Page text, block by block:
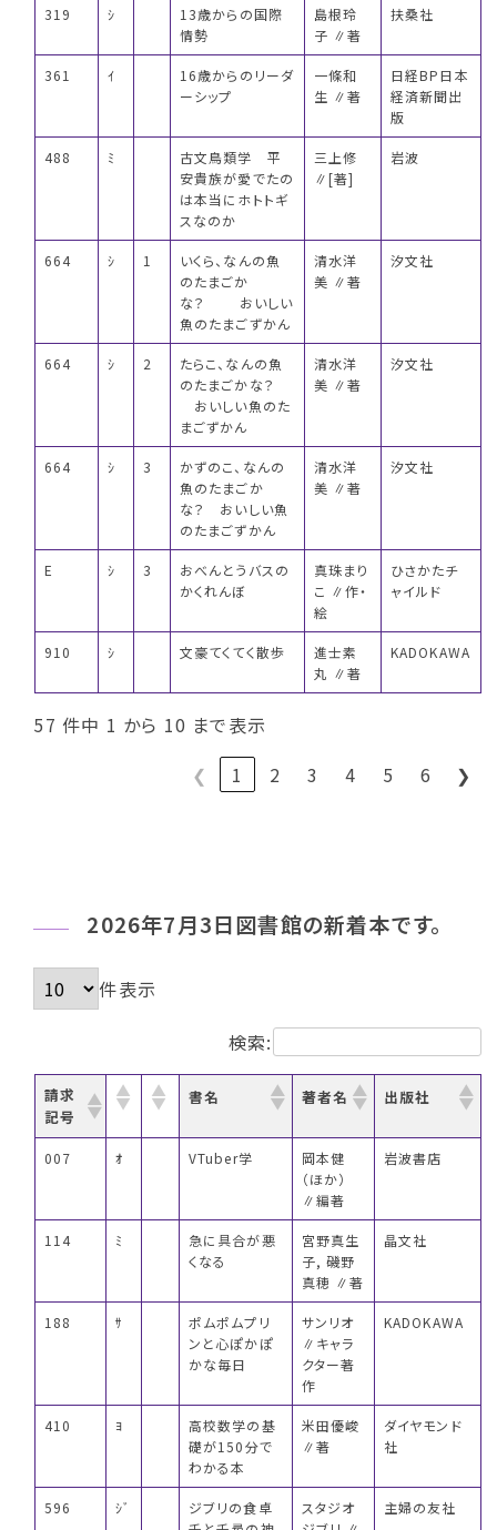
319 ｼ
13歳からの国際
情勢
島根玲
子 ∥著
扶桑社
361 ｲ
16歳からのリーダ
ーシップ
一條和
生 ∥著
日経BP日本
経済新聞出
版
488 ﾐ
古文鳥類学 平
安貴族が愛でたの
は本当にホトトギ
スなのか
三上修
∥[著]
岩波
664 ｼ 1
いくら、なんの魚
のたまごか
な？ おいしい
魚のたまごずかん
清水洋
美 ∥著
汐文社
664 ｼ 2
たらこ、なんの魚
のたまごかな？
おいしい魚のた
まごずかん
清水洋
美 ∥著
汐文社
664 ｼ 3
かずのこ、なんの
魚のたまごか
な？ おいしい魚
のたまごずかん
清水洋
美 ∥著
汐文社
E ｼ 3
おべんとうバスの
かくれんぼ
真珠まり
こ ∥作・
絵
ひさかたチ
ャイルド
910 ｼ 文豪てくてく散歩
進士素
丸 ∥著
KADOKAWA
57 件中 1 から 10 まで表示
❮
1 2 3 4 5 6 ❯
2026年7月3日図書館の新着本です。
件表示
検索:
請求
記号
書名 著者名 出版社
007 ｵ VTuber学
岡本健
（ほか）
∥編著
岩波書店
114 ﾐ
急に具合が悪
くなる
宮野真生
子, 磯野
真穂 ∥著
晶文社
188 ｻ
ポムポムプリ
ンと心ぽかぽ
かな毎日
サンリオ
∥キャラ
クター著
作
KADOKAWA
410 ﾖ
高校数学の基
礎が150分で
わかる本
米田優峻
∥著
ダイヤモンド
社
596 ｼﾞ
ジブリの食卓
スタジオ
主婦の友社